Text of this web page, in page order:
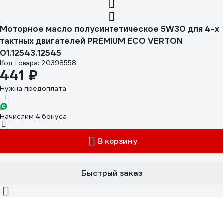
Моторное масло полусинтетическое 5W30 для 4-х
тактных двигателей PREMIUM ECO VERTON
01.12543.12545
Код товара: 20398558
441 ₽
Нужна предоплата
Начислим 4 бонуса
В корзину
Быстрый заказ